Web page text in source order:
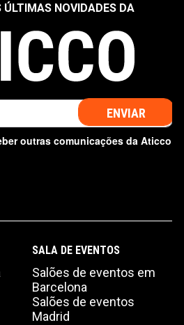
ÚLTIMAS NOVIDADES DA
outras comunicações da Aticco
SALA DE EVENTOS
Salões de eventos em
Barcelona
Salões de eventos
Madrid